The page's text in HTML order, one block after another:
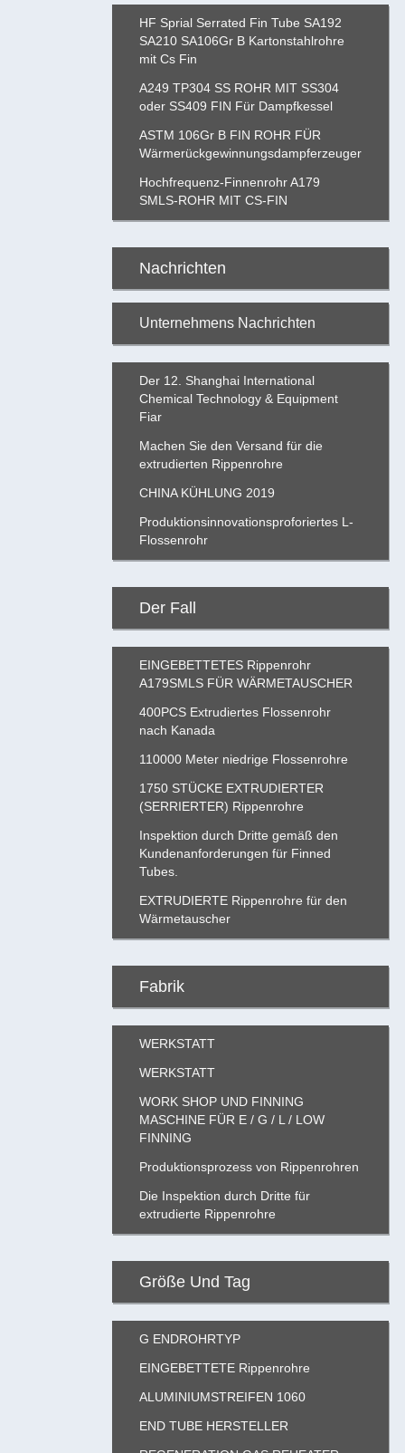
HF Sprial Serrated Fin Tube SA192
SA210 SA106Gr B Kartonstahlrohre
mit Cs Fin
A249 TP304 SS ROHR MIT SS304
oder SS409 FIN Für Dampfkessel
ASTM 106Gr B FIN ROHR FÜR
Wärmerückgewinnungsdampferzeuger
Hochfrequenz-Finnenrohr A179
SMLS-ROHR MIT CS-FIN
Nachrichten
Unternehmens Nachrichten
Der 12. Shanghai International
Chemical Technology & Equipment
Fiar
Machen Sie den Versand für die
extrudierten Rippenrohre
CHINA KÜHLUNG 2019
Produktionsinnovationsproforiertes L-
Flossenrohr
Der Fall
EINGEBETTETES Rippenrohr
A179SMLS FÜR WÄRMETAUSCHER
400PCS Extrudiertes Flossenrohr
nach Kanada
110000 Meter niedrige Flossenrohre
1750 STÜCKE EXTRUDIERTER
(SERRIERTER) Rippenrohre
Inspektion durch Dritte gemäß den
Kundenanforderungen für Finned
Tubes.
EXTRUDIERTE Rippenrohre für den
Wärmetauscher
Fabrik
WERKSTATT
WERKSTATT
WORK SHOP UND FINNING
MASCHINE FÜR E / G / L / LOW
FINNING
Produktionsprozess von Rippenrohren
Die Inspektion durch Dritte für
extrudierte Rippenrohre
Größe Und Tag
G ENDROHRTYP
EINGEBETTETE Rippenrohre
ALUMINIUMSTREIFEN 1060
END TUBE HERSTELLER